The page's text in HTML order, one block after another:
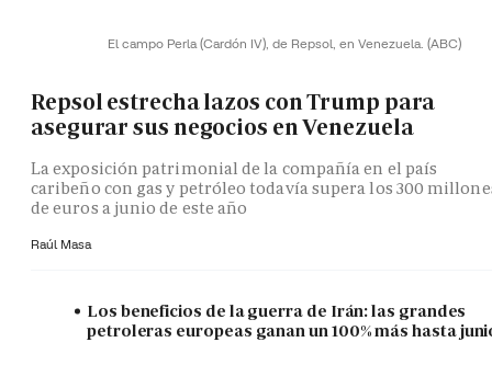
El campo Perla (Cardón IV), de Repsol, en Venezuela. (ABC)
Repsol estrecha lazos con Trump para
asegurar sus negocios en Venezuela
La exposición patrimonial de la compañía en el país
caribeño con gas y petróleo todavía supera los 300
de euros a junio de este año
Raúl Masa
Los beneficios de la guerra de Irán: las grandes
petroleras europeas ganan un 100% más hasta